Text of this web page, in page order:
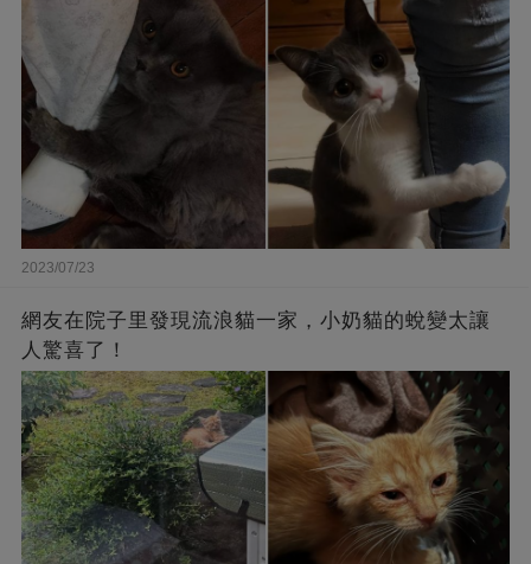
2023/07/23
網友在院子里發現流浪貓一家，小奶貓的蛻變太讓
人驚喜了！